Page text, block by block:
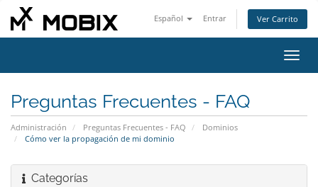
Español Entrar Ver Carrito
Preguntas Frecuentes - FAQ
Administración Preguntas Frecuentes - FAQ
Dominios
Cómo ver la propagación de mi dominio
Categorías